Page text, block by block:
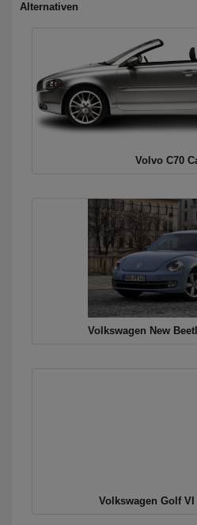
Alternativen
Volvo C70
Volkswagen New
Volkswagen Golf VI